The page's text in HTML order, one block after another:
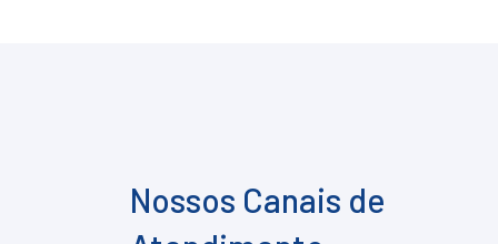
Nossos Canais de